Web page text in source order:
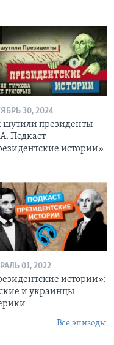
30, 2024
шутили президенты
Подкаст
истории»
01, 2022
истории»:
и украинцы
Все эпизоды